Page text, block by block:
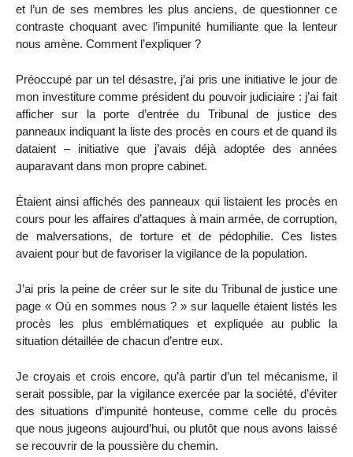
et l’un de ses membres les plus anciens, de questionner ce
contraste choquant avec l’impunité humiliante que la lenteur
nous amène. Comment l’expliquer ?
Préoccupé par un tel désastre, j’ai pris une initiative le jour de
mon investiture comme président du pouvoir judiciaire : j’ai fait
afficher sur la porte d’entrée du Tribunal de justice des
panneaux indiquant la liste des procès en cours et de quand ils
dataient – initiative que j’avais déjà adoptée des années
auparavant dans mon propre cabinet.
Étaient ainsi affichés des panneaux qui listaient les procès en
cours pour les affaires d’attaques à main armée, de corruption,
de malversations, de torture et de pédophilie. Ces listes
avaient pour but de favoriser la vigilance de la population.
J’ai pris la peine de créer sur le site du Tribunal de justice une
page « Où en sommes nous ? » sur laquelle étaient listés les
procès les plus emblématiques et expliquée au public la
situation détaillée de chacun d’entre eux.
Je croyais et crois encore, qu’à partir d’un tel mécanisme, il
serait possible, par la vigilance exercée par la société, d’éviter
des situations d’impunité honteuse, comme celle du procès
que nous jugeons aujourd’hui, ou plutôt que nous avons laissé
se recouvrir de la poussière du chemin.